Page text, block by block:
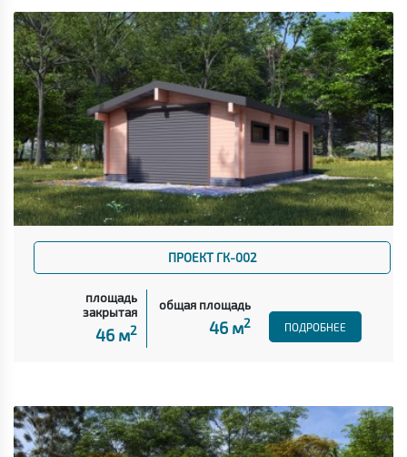
ПРОЕКТ ГК-002
площадь
закрытая
46 м2
общая площадь
46 м2 ПОДРОБНЕЕ